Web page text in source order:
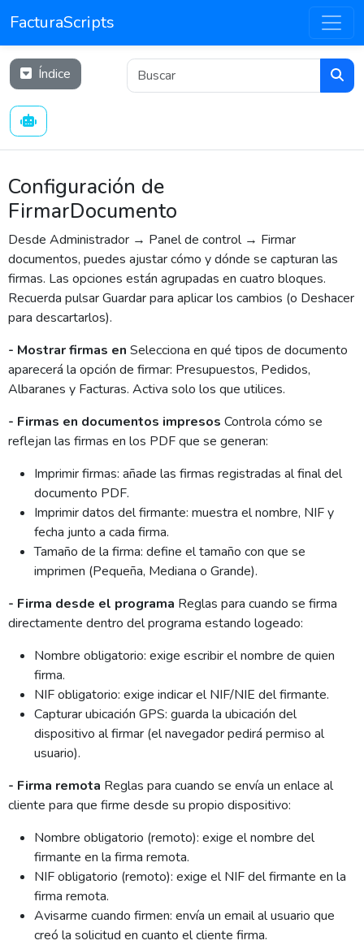
FacturaScripts
Índice
Configuración de
FirmarDocumento
Desde Administrador → Panel de control → Firmar
documentos, puedes ajustar cómo y dónde se capturan las
firmas. Las opciones están agrupadas en cuatro bloques.
Recuerda pulsar Guardar para aplicar los cambios (o Deshacer
para descartarlos).
- Mostrar firmas en Selecciona en qué tipos de documento
aparecerá la opción de firmar: Presupuestos, Pedidos,
Albaranes y Facturas. Activa solo los que utilices.
- Firmas en documentos impresos Controla cómo se
reflejan las firmas en los PDF que se generan:
Imprimir firmas: añade las firmas registradas al final del
documento PDF.
Imprimir datos del firmante: muestra el nombre, NIF y
fecha junto a cada firma.
Tamaño de la firma: define el tamaño con que se
imprimen (Pequeña, Mediana o Grande).
- Firma desde el programa Reglas para cuando se firma
directamente dentro del programa estando logeado:
Nombre obligatorio: exige escribir el nombre de quien
firma.
NIF obligatorio: exige indicar el NIF/NIE del firmante.
Capturar ubicación GPS: guarda la ubicación del
dispositivo al firmar (el navegador pedirá permiso al
usuario).
- Firma remota Reglas para cuando se envía un enlace al
cliente para que firme desde su propio dispositivo:
Nombre obligatorio (remoto): exige el nombre del
firmante en la firma remota.
NIF obligatorio (remoto): exige el NIF del firmante en la
firma remota.
Avisarme cuando firmen: envía un email al usuario que
creó la solicitud en cuanto el cliente firma.